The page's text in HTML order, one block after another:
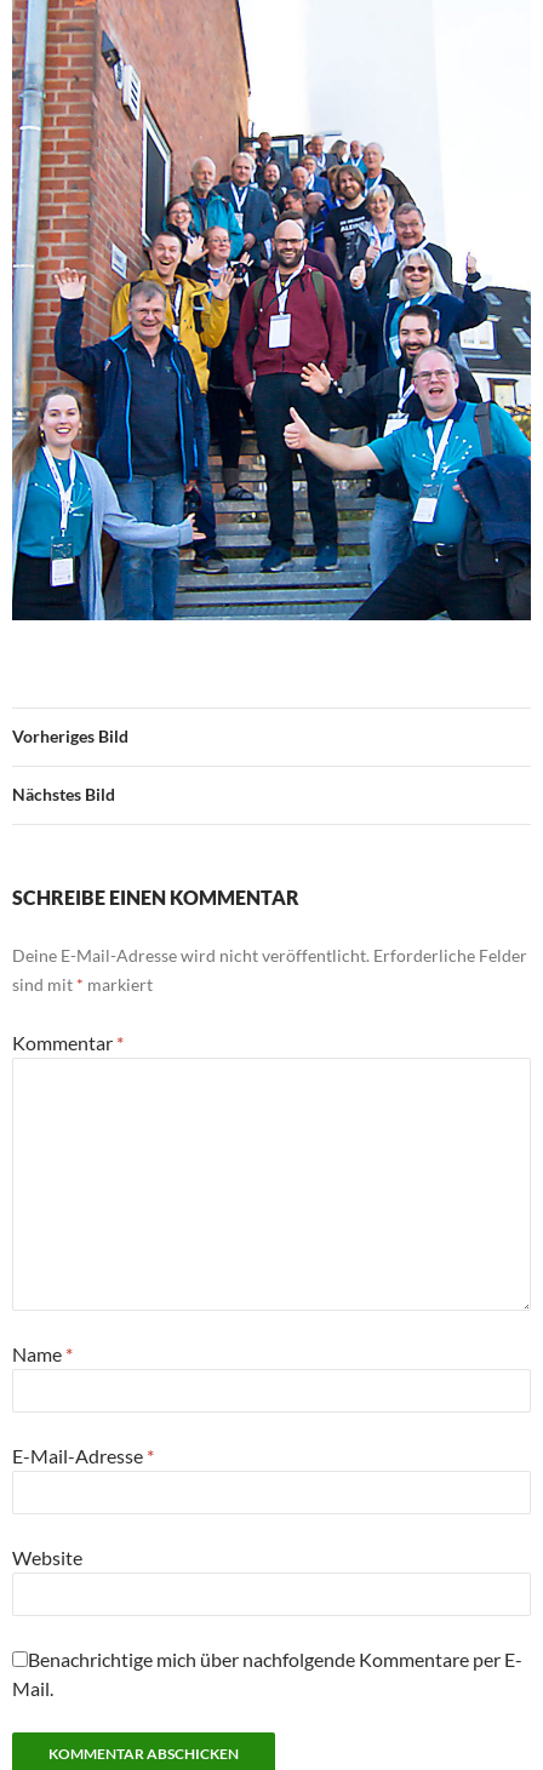
Vorheriges Bild
Nächstes Bild
SCHREIBE EINEN KOMMENTAR
Deine E-Mail-Adresse wird nicht veröffentlicht. Erforderliche Felder
sind mit * markiert
Kommentar *
Name *
E-Mail-Adresse *
Website
Benachrichtige mich über nachfolgende Kommentare per E-
Mail.